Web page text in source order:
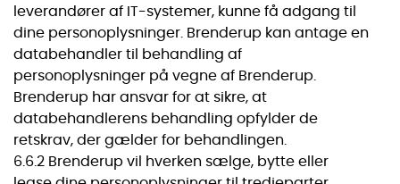
leverandører af IT-systemer, kunne få adgang til
dine personoplysninger. Brenderup kan antage en
databehandler til behandling af
personoplysninger på vegne af Brenderup.
Brenderup har ansvar for at sikre, at
databehandlerens behandling opfylder de
retskrav, der gælder for behandlingen.
6.6.2 Brenderup vil hverken sælge, bytte eller